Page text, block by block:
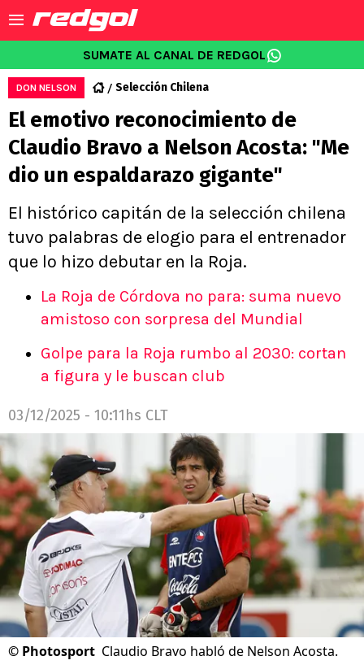
SUMATE AL CANAL DE REDGOL
DON NELSON Selección Chilena
El emotivo reconocimiento de
Claudio Bravo a Nelson Acosta: "Me
dio un espaldarazo gigante"
El histórico capitán de la selección chilena
tuvo palabras de elogio para el entrenador
que lo hizo debutar en la Roja.
La Roja de Córdova no para: suma nuevo
amistoso con sorpresa del Mundial
Golpe para la Roja rumbo al 2030: cortan
a figura y le buscan club
03/12/2025 - 10:11hs CLT
© Photosport Claudio Bravo habló de Nelson Acosta.